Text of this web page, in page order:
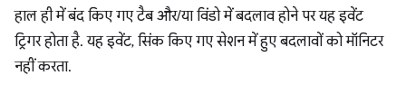
हाल ही में बंद किए गए टैब और/या विंडो में बदलाव होने पर यह इवेंट
ट्रिगर होता है. यह इवेंट, सिंक किए गए सेशन में हुए बदलावों को मॉनिटर
नहीं करता.